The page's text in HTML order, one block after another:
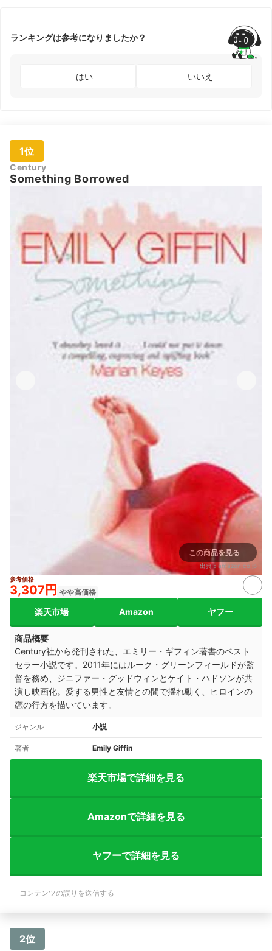
ランキングは参考になりましたか？
はい いいえ
1位
Century
Something Borrowed
この商品を見る
出典： amazon.co.jp
参考価格
3,307円 やや高価格
楽天市場 Amazon ヤフー
商品概要
Century社から発刊された、エミリー・ギフィン著書のベスト
セラー小説です。2011年にはルーク・グリーンフィールドが監
督を務め、ジニファー・グッドウィンとケイト・ハドソンが共
演し映画化。愛する男性と友情との間で揺れ動く、ヒロインの
恋の行方を描いています。
ジャンル 小説
著者 Emily Giffin
楽天市場で詳細を見る
Amazonで詳細を見る
ヤフーで詳細を見る
コンテンツの誤りを送信する
2位